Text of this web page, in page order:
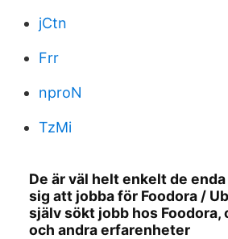
jCtn
Frr
nproN
TzMi
De är väl helt enkelt de
sig att jobba för Foodora /
själv sökt jobb hos
och andra erfarenheter